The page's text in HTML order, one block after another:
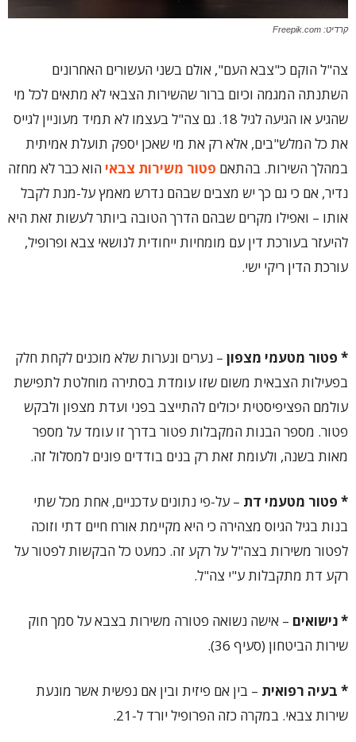
קרדיט: Freepik.com
צה"ל הוקם כ"צבא העם", אולם בשני העשורים האחרונים
השתנתה המגמה וכיום ברור שהשירות הצבאי לא מתאים לכל מי
שהגיע או הגיעה לגיל 18. גם צה"ל בעצמו לא תמיד מעוניין לגייס
את כל המלש"בים, אלא רק את מי שאכן יספק תועלת אמיתית
במהלך השירות. בהתאם פטור משירות צבאי הוא כבר לא מחזה
נדיר, אם כי גם כך יש מצבים שבהם נדרש מאמץ על-מנת לקבל
אותו – ואפילו מקרים שבהם הדרך הטובה ביותר לעשות זאת היא
להיעזר בעורכת דין עם מומחיות ייחודית לנושאי צבא ופרופיל,
עורכת הדין ריקי ישי.
* פטור מטעמי מצפון – נערים ונערות שלא מוכנים לקחת חלק
בפעילות הצבאית משום שזו עומדת בסתירה מוחלטת לתפישת
עולמם הפציפיסטית יכולים להתייצב בפני ועדת מצפון ולבקש
פטור. מספר הבנות המקבלות פטור בדרך זו עומד על מספר
מאות בשנה, ולעומת זאת רק בנים בודדים פונים למסלול זה.
* פטור מטעמי דת – על-פי נתונים עדכניים, אחת מכל שתי
בנות בגיל הגיוס מצהירה כי היא מקיימת אורח חיים דתי וזוכה
לפטור משירות בצה"ל על רקע זה. כמעט כל הבקשות לפטור על
רקע דת מתקבלות ע"י צה"ל.
* נישואים – אישה נשואה פטורה משירות בצבא על סמך חוק
שירות הביטחון (סעיף 36).
* בעיה רפואית – בין אם פיזית ובין אם נפשית אשר מונעת
שירות צבאי. במקרה כזה הפרופיל יורד ל-21.